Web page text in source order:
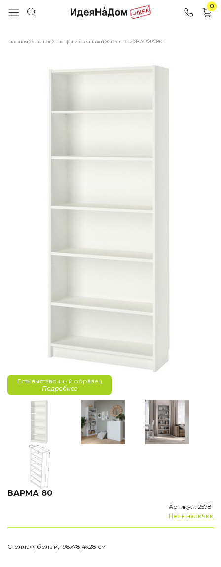
0
Главная Каталог Шкафы и стеллажи Стеллажи ВАРМА 80
Есть выставочный образец
Подробнее
ВАРМА 80
Артикул: 25781
Нет в наличии
Стеллаж, белый, 198х78,4х28 см